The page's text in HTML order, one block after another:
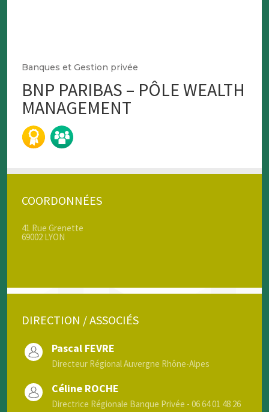
Banques et Gestion privée
BNP PARIBAS – PÔLE WEALTH
MANAGEMENT
COORDONNÉES
41 Rue Grenette
69002 LYON
DIRECTION / ASSOCIÉS
Pascal FEVRE
Directeur Régional Auvergne Rhône-Alpes
Céline ROCHE
Directrice Régionale Banque Privée - 06 64 01 48 26